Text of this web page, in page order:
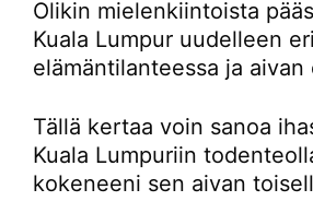
Olikin mielenkiintoista
Kuala Lumpur uudelleen
elämäntilanteessa ja aivan
Tällä kertaa voin sanoa
Kuala Lumpuriin
kokeneeni sen aivan